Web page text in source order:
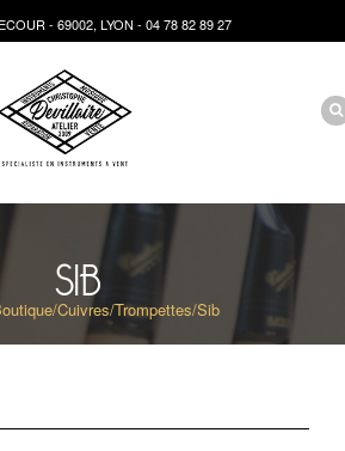
- 69002, LYON - 04 78 82 89 27
SIB
/Cuivres/Trompettes/Sib